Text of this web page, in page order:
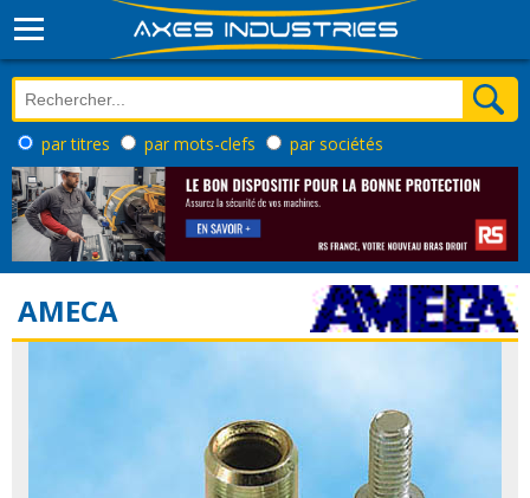
par titres par mots-clefs par sociétés
AMECA